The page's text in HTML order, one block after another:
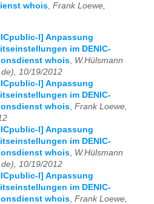
whois, Frank Loewe,
l] Anpassung
im DENIC-
whois W.Hülsmann
10/19/2012
l] Anpassung
im DENIC-
whois Frank Loewe,
l] Anpassung
im DENIC-
whois W.Hülsmann
10/19/2012
l] Anpassung
im DENIC-
whois Frank Loewe,